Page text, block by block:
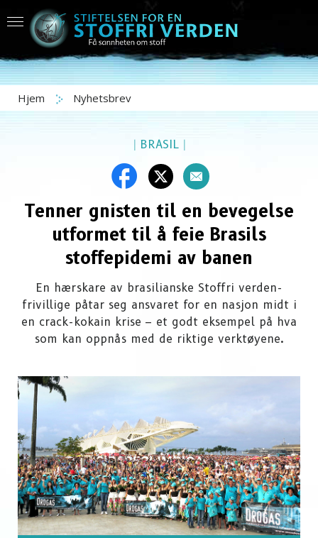
Hjem Nyhetsbrev
|BRASIL |
Tenner gnisten til en bevegelse
utformet til å feie Brasils
stoffepidemi av banen
En hærskare av brasilianske Stoffri verden-
frivillige påtar seg ansvaret for en nasjon midt i
en crack-kokain krise – et godt eksempel på hva
som kan oppnås med de riktige verktøyene.